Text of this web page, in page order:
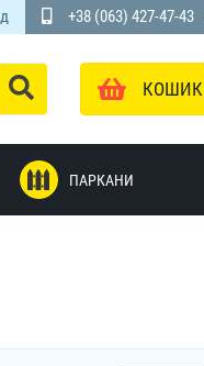
+38 (063) 427-47-43
КОШИК
ПАРКАНИ